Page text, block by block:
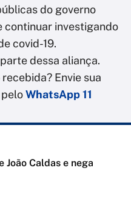
do governo
continuar investigando
covid-19.
dessa aliança.
Envie sua
WhatsApp 11
João Caldas e nega